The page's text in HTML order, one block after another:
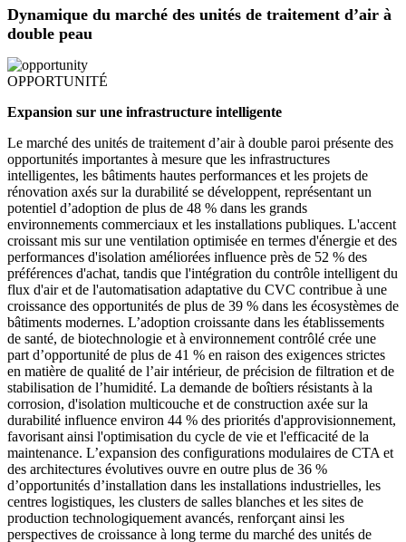
Dynamique du marché des unités de traitement d’air à
double peau
OPPORTUNITÉ
Expansion sur une infrastructure intelligente
Le marché des unités de traitement d’air à double paroi présente des
opportunités importantes à mesure que les infrastructures
intelligentes, les bâtiments hautes performances et les projets de
rénovation axés sur la durabilité se développent, représentant un
potentiel d’adoption de plus de 48 % dans les grands
environnements commerciaux et les installations publiques. L'accent
croissant mis sur une ventilation optimisée en termes d'énergie et des
performances d'isolation améliorées influence près de 52 % des
préférences d'achat, tandis que l'intégration du contrôle intelligent du
flux d'air et de l'automatisation adaptative du CVC contribue à une
croissance des opportunités de plus de 39 % dans les écosystèmes de
bâtiments modernes. L’adoption croissante dans les établissements
de santé, de biotechnologie et à environnement contrôlé crée une
part d’opportunité de plus de 41 % en raison des exigences strictes
en matière de qualité de l’air intérieur, de précision de filtration et de
stabilisation de l’humidité. La demande de boîtiers résistants à la
corrosion, d'isolation multicouche et de construction axée sur la
durabilité influence environ 44 % des priorités d'approvisionnement,
favorisant ainsi l'optimisation du cycle de vie et l'efficacité de la
maintenance. L’expansion des configurations modulaires de CTA et
des architectures évolutives ouvre en outre plus de 36 %
d’opportunités d’installation dans les installations industrielles, les
centres logistiques, les clusters de salles blanches et les sites de
production technologiquement avancés, renforçant ainsi les
perspectives de croissance à long terme du marché des unités de